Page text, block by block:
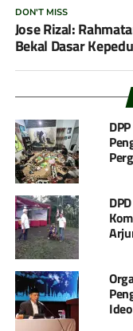
DON'T MISS
Jose Rizal:
Bekal Dasar